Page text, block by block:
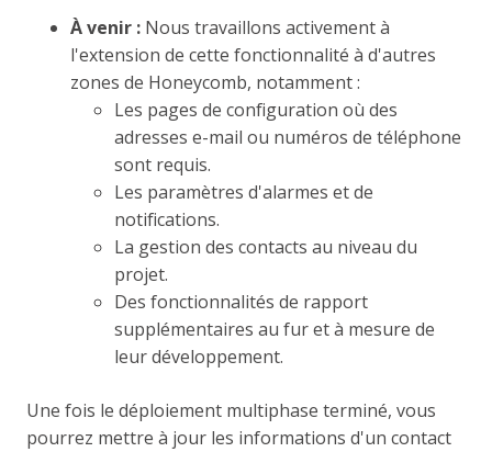
À venir : Nous travaillons activement à
l'extension de cette fonctionnalité à d'autres
zones de Honeycomb, notamment :
Les pages de configuration où des
adresses e-mail ou numéros de téléphone
sont requis.
Les paramètres d'alarmes et de
notifications.
La gestion des contacts au niveau du
projet.
Des fonctionnalités de rapport
supplémentaires au fur et à mesure de
leur développement.
Une fois le déploiement multiphase terminé, vous
pourrez mettre à jour les informations d'un contact